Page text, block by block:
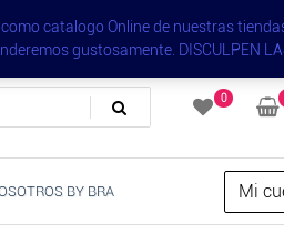
Tienda Blog Seleccion Carrito
0
BY BRA Mi
catalogo Online de nuestras
gustosamente. DISCULPEN